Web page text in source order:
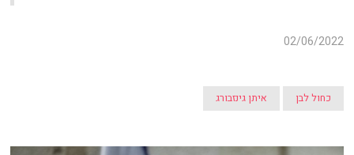
02/06/2022
כחול לבן איתן גינזבורג